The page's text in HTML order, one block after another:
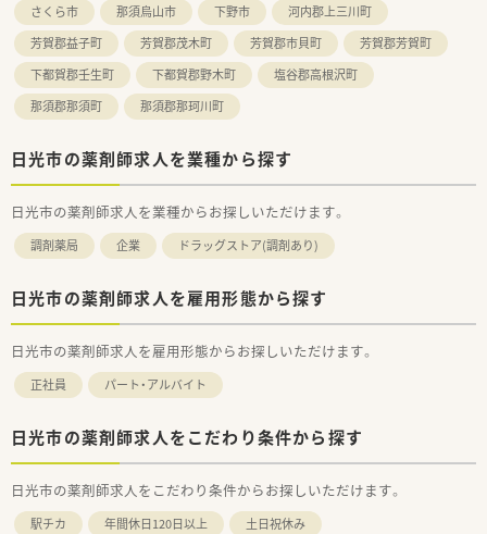
さくら市
那須烏山市 下野市
河内郡上三川町
芳賀郡益子町
芳賀郡茂木町 芳賀郡市貝町
芳賀郡芳賀町
下都賀郡壬生町
下都賀郡野木町
塩谷郡高根沢町
那須郡那須町
那須郡那珂川町
日光市の薬剤師求人を業種から探す
日光市の薬剤師求人を業種からお探しいただけます。
調剤薬局 企業 ドラッグストア(調剤あり)
日光市の薬剤師求人を雇用形態から探す
日光市の薬剤師求人を雇用形態からお探しいただけます。
正社員 パート・アルバイト
日光市の薬剤師求人をこだわり条件から探す
日光市の薬剤師求人をこだわり条件からお探しいただけます。
駅チカ 年間休日120日以上
土日祝休み